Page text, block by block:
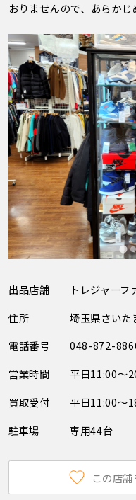
おりませんので、あらかじ
出品店舗
トレジャー
住所
埼玉県さい
電話番号
048-872-
営業時間
平日11:00～
買取受付
平日11:00～
駐車場
専用44台
この店